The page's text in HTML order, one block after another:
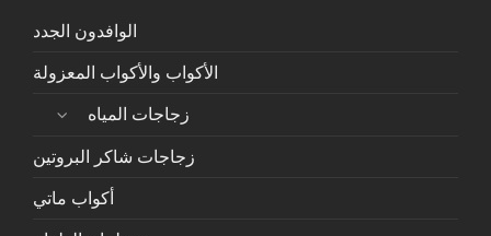
الوافدون الجدد
الأكواب والأكواب المعزولة
زجاجات المياه
زجاجات شاكر البروتين
أكواب ماتي